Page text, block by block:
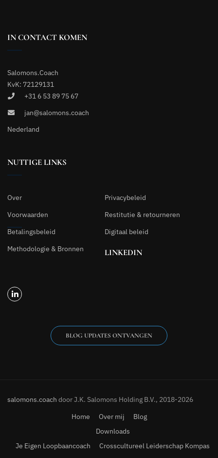
IN CONTACT KOMEN
Salomons.Coach
KvK: 72129131
+31 6 53 89 75 67
jan@salomons.coach
Nederland
NUTTIGE LINKS
Over
Privacybeleid
Voorwaarden
Restitutie & retourneren
Betalingsbeleid
Digitaal beleid
Methodologie & Bronnen
LINKEDIN
BLOG UPDATES ONTVANGEN
salomons.coach door J.K. Salomons Holding B.V., 2018-2026
Home
Over mij
Blog
Downloads
Je Eigen Loopbaancoach
Crosscultureel Leiderschap Kompas